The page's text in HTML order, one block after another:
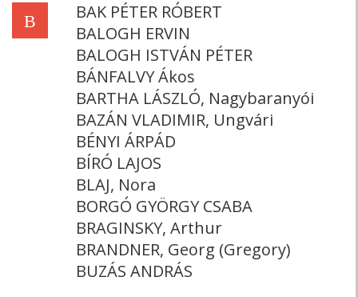
B
BAK PÉTER RÓBERT
BALOGH ERVIN
BALOGH ISTVÁN PÉTER
BÁNFALVY Ákos
BARTHA LÁSZLÓ, Nagybaranyói
BAZÁN VLADIMIR, Ungvári
BÉNYI ÁRPÁD
BÍRÓ LAJOS
BLAJ, Nora
BORGÓ GYÖRGY CSABA
BRAGINSKY, Arthur
BRANDNER, Georg (Gregory)
BUZÁS ANDRÁS